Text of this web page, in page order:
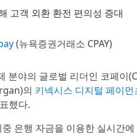
고객 외환 환전 편의성 증대
(뉴욕증권거래소 CPAY)
분야의 글로벌 리더인 코페이
의 키넥시스 디지털 페이
했다.
은행 자금을 이용한 실시간